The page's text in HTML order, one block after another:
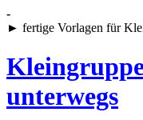
Skip
to
-
► fertige Vorlagen für
unterwegs